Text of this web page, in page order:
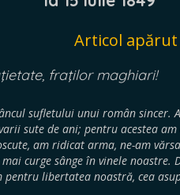
Articol apărut
fraţilor maghiari!
sufletului unui român sincer.
sute de ani; pentru acestea
am ridicat arma, ne-am
curge sânge în vinele noastre.
libertatea noastră, cea